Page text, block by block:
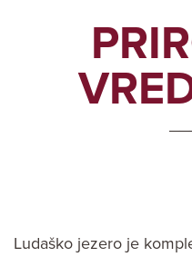
Ludaško jezero je